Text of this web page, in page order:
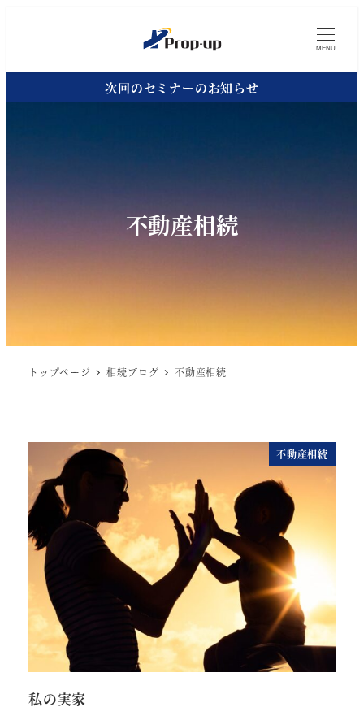
MENU
次回のセミナーのお知らせ
不動産相続
トップページ 相続ブログ 不動産相続
不動産相続
私の実家